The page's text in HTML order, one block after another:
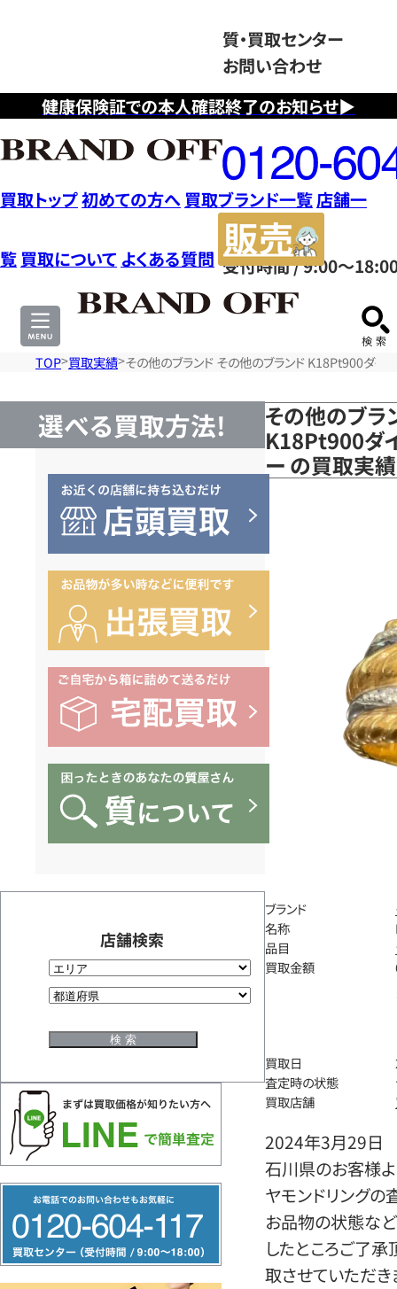
健康保険証での本人確認終了のお知らせ▶
質・買取センター
お問い合わせ
フ
リ
ー
ダ
イ
ヤ
ル
0120604117
受付時間 / 9:00～
買取トップ初めての方へ 買取ブランド一覧店舗一
覧 買取について よくある質問
サ
TOP 買取実績 その他のブランド その他のブランド K18Pt900ダイ
選べる買取方法!
店舗検索
リ
ー
その他のブラ
K18Pt900ダ
ー の買取実績
ブランド
名称
品目
買取金額
買取日
査定時の状態
買取店舗
2024年3月29日
石川県のお客様
ヤモンドリングの
お品物の状態など
したところご了
取させていただき